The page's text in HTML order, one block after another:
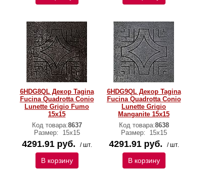
6HDG8QL Декор Tagina
Fucina Quadrotta Conio
Lunette Grigio Fumo
15x15
Код товара:8637
Размер:
15x15
4291.91 руб. / шт.
В корзину
6HDG9QL Декор Tagina
Fucina Quadrotta Conio
Lunette Grigio
Manganite 15x15
Код товара:8638
Размер:
15x15
4291.91 руб. / шт.
В корзину